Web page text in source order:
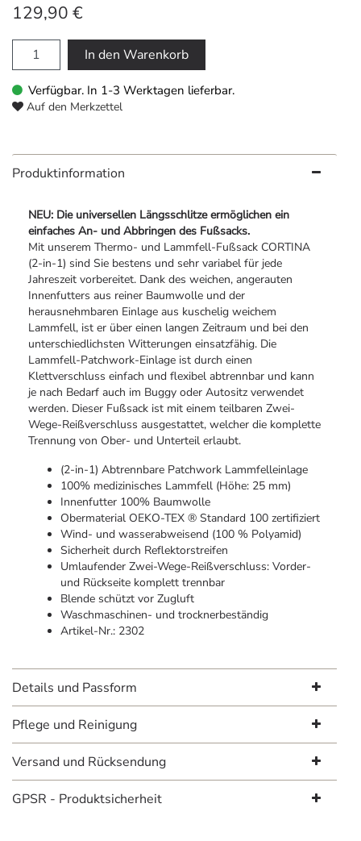
129,90 €
In den Warenkorb
Verfügbar. In 1-3 Werktagen lieferbar.
Auf den Merkzettel
Produktinformation
NEU: Die universellen Längsschlitze ermöglichen ein
einfaches An- und Abbringen des Fußsacks.
Mit unserem Thermo- und Lammfell-Fußsack CORTINA
(2-in-1) sind Sie bestens und sehr variabel für jede
Jahreszeit vorbereitet. Dank des weichen, angerauten
Innenfutters aus reiner Baumwolle und der
herausnehmbaren Einlage aus kuschelig weichem
Lammfell, ist er über einen langen Zeitraum und bei den
unterschiedlichsten Witterungen einsatzfähig. Die
Lammfell-Patchwork-Einlage ist durch einen
Klettverschluss einfach und flexibel abtrennbar und kann
je nach Bedarf auch im Buggy oder Autositz verwendet
werden. Dieser Fußsack ist mit einem teilbaren Zwei-
Wege-Reißverschluss ausgestattet, welcher die komplette
Trennung von Ober- und Unterteil erlaubt.
(2-in-1) Abtrennbare Patchwork Lammfelleinlage
100% medizinisches Lammfell (Höhe: 25 mm)
Innenfutter 100% Baumwolle
Obermaterial OEKO-TEX ® Standard 100 zertifiziert
Wind- und wasserabweisend (100 % Polyamid)
Sicherheit durch Reflektorstreifen
Umlaufender Zwei-Wege-Reißverschluss: Vorder-
und Rückseite komplett trennbar
Blende schützt vor Zugluft
Waschmaschinen- und trocknerbeständig
Artikel-Nr.: 2302
Details und Passform
Pflege und Reinigung
Versand und Rücksendung
GPSR - Produktsicherheit